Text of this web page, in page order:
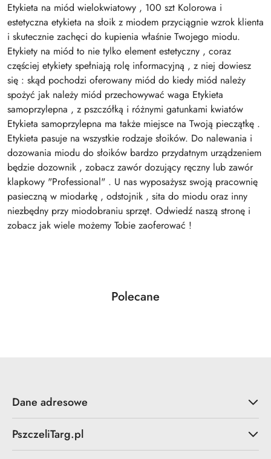
Etykieta na miód wielokwiatowy , 100 szt Kolorowa i
estetyczna etykieta na słoik z miodem przyciągnie wzrok klienta
i skutecznie zachęci do kupienia właśnie Twojego miodu.
Etykiety na miód to nie tylko element estetyczny , coraz
częściej etykiety spełniają rolę informacyjną , z niej dowiesz
się : skąd pochodzi oferowany miód do kiedy miód należy
spożyć jak należy miód przechowywać waga Etykieta
samoprzylepna , z pszczółką i różnymi gatunkami kwiatów
Etykieta samoprzylepna ma także miejsce na Twoją pieczątkę .
Etykieta pasuje na wszystkie rodzaje słoików. Do nalewania i
dozowania miodu do słoików bardzo przydatnym urządzeniem
będzie dozownik , zobacz zawór dozujący ręczny lub zawór
klapkowy "Professional" . U nas wyposażysz swoją pracownię
pasieczną w miodarkę , odstojnik , sita do miodu oraz inny
niezbędny przy miodobraniu sprzęt. Odwiedź naszą stronę i
zobacz jak wiele możemy Tobie zaoferować !
Pomiń karuzelę produktów
Produkty
Polecane
Dane adresowe
PszczeliTarg.pl